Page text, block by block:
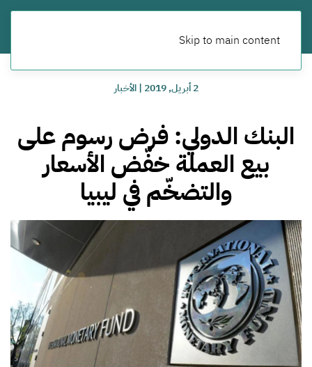
Skip to main content
2 أبريل, 2019 |الأخبار
البنك الدولي: فرض رسوم على
بيع العملة خفّض الأسعار
والتضخّم في ليبيا